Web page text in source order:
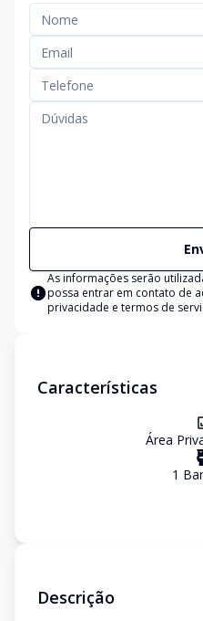
As informações serão
possa entrar em contato de
privacidade e termos de
Características
Área
1
Descrição